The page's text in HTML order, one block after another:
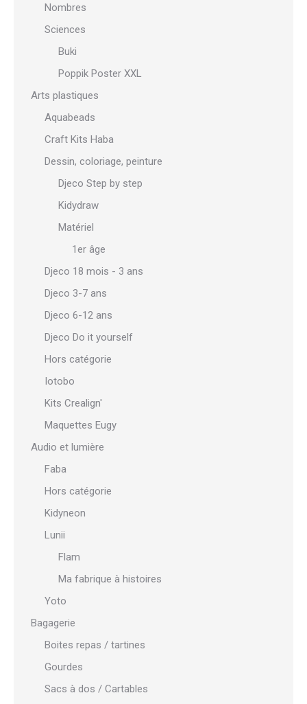
Nombres
Sciences
Buki
Poppik Poster XXL
Arts plastiques
Aquabeads
Craft Kits Haba
Dessin, coloriage, peinture
Djeco Step by step
Kidydraw
Matériel
1er âge
Djeco 18 mois - 3 ans
Djeco 3-7 ans
Djeco 6-12 ans
Djeco Do it yourself
Hors catégorie
Iotobo
Kits Crealign'
Maquettes Eugy
Audio et lumière
Faba
Hors catégorie
Kidyneon
Lunii
Flam
Ma fabrique à histoires
Yoto
Bagagerie
Boites repas / tartines
Gourdes
Sacs à dos / Cartables